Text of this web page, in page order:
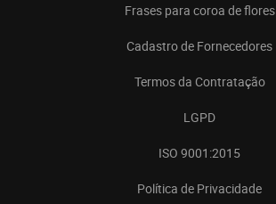
Frases para coroa de flores
Cadastro de Fornecedores
Termos da Contratação
LGPD
ISO 9001:2015
Política de Privacidade